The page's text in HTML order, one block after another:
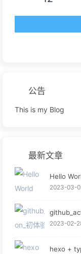
公告
This is my Blog
最新文章
Hello
2023-03-
2023-02-
hexo +